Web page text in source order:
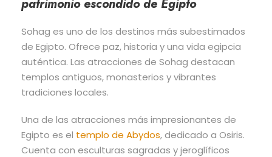
patrimonio escondido de Egipto
Sohag es uno de los destinos más subestimados
de Egipto. Ofrece paz, historia y una vida egipcia
auténtica. Las atracciones de Sohag destacan
templos antiguos, monasterios y vibrantes
tradiciones locales.
Una de las atracciones más impresionantes de
Egipto es el templo de Abydos, dedicado a Osiris.
Cuenta con esculturas sagradas y jeroglíficos